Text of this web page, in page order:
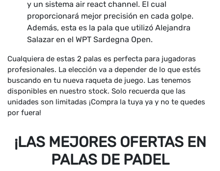
y un sistema air react channel. El cual
proporcionará mejor precisión en cada golpe.
Además, esta es la pala que utilizó Alejandra
Salazar en el WPT Sardegna Open.
Cualquiera de estas 2 palas es perfecta para jugadoras
profesionales. La elección va a depender de lo que estés
buscando en tu nueva raqueta de juego. Las tenemos
disponibles en nuestro stock. Solo recuerda que las
unidades son limitadas ¡Compra la tuya ya y no te quedes
por fuera!
¡LAS MEJORES OFERTAS EN
PALAS DE PADEL